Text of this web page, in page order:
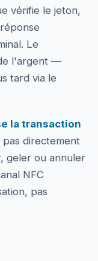
vérifie le jeton,
Le
l'argent —
tard via le
la transaction
directement
geler ou annuler
NFC
pas